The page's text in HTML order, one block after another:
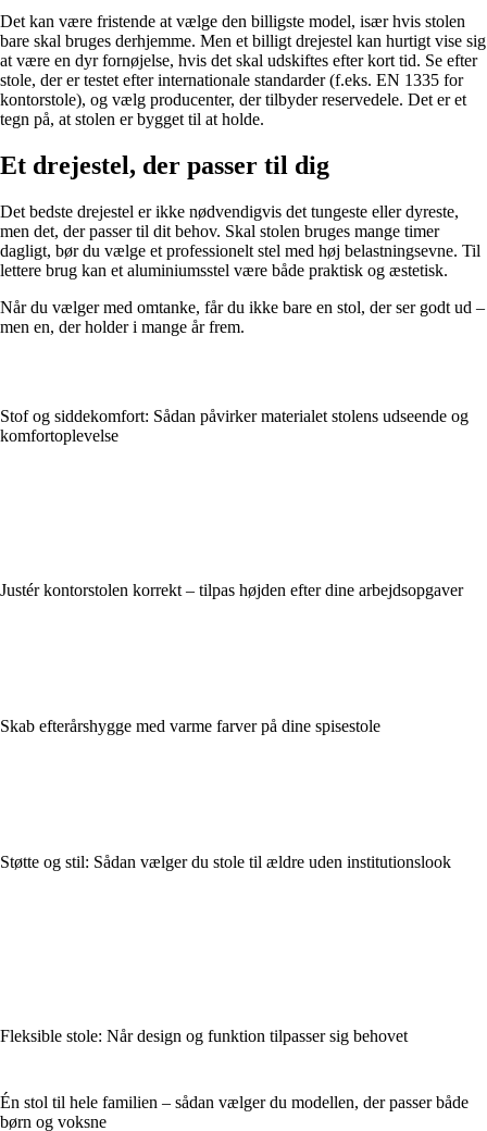
Det kan være fristende at vælge den billigste model, især hvis stolen
bare skal bruges derhjemme. Men et billigt drejestel kan hurtigt vise sig
at være en dyr fornøjelse, hvis det skal udskiftes efter kort tid. Se efter
stole, der er testet efter internationale standarder (f.eks. EN 1335 for
kontorstole), og vælg producenter, der tilbyder reservedele. Det er et
tegn på, at stolen er bygget til at holde.
Et drejestel, der passer til dig
Det bedste drejestel er ikke nødvendigvis det tungeste eller dyreste,
men det, der passer til dit behov. Skal stolen bruges mange timer
dagligt, bør du vælge et professionelt stel med høj belastningsevne. Til
lettere brug kan et aluminiumsstel være både praktisk og æstetisk.
Når du vælger med omtanke, får du ikke bare en stol, der ser godt ud –
men en, der holder i mange år frem.
Stof og siddekomfort: Sådan påvirker materialet stolens udseende og
komfortoplevelse
Justér kontorstolen korrekt – tilpas højden efter dine arbejdsopgaver
Skab efterårshygge med varme farver på dine spisestole
Støtte og stil: Sådan vælger du stole til ældre uden institutionslook
Fleksible stole: Når design og funktion tilpasser sig behovet
Én stol til hele familien – sådan vælger du modellen, der passer både
børn og voksne